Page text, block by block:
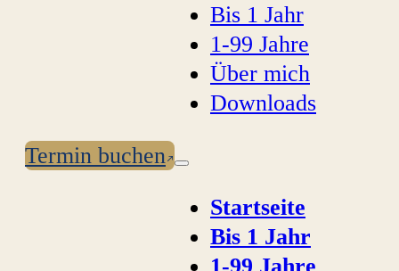
Bis 1 Jahr
1-99 Jahre
Über mich
Downloads
Startseite
Bis 1 Jahr
Termin buchen